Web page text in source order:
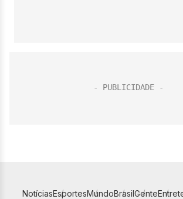
NotíciasEsportesMundoBrasilGente